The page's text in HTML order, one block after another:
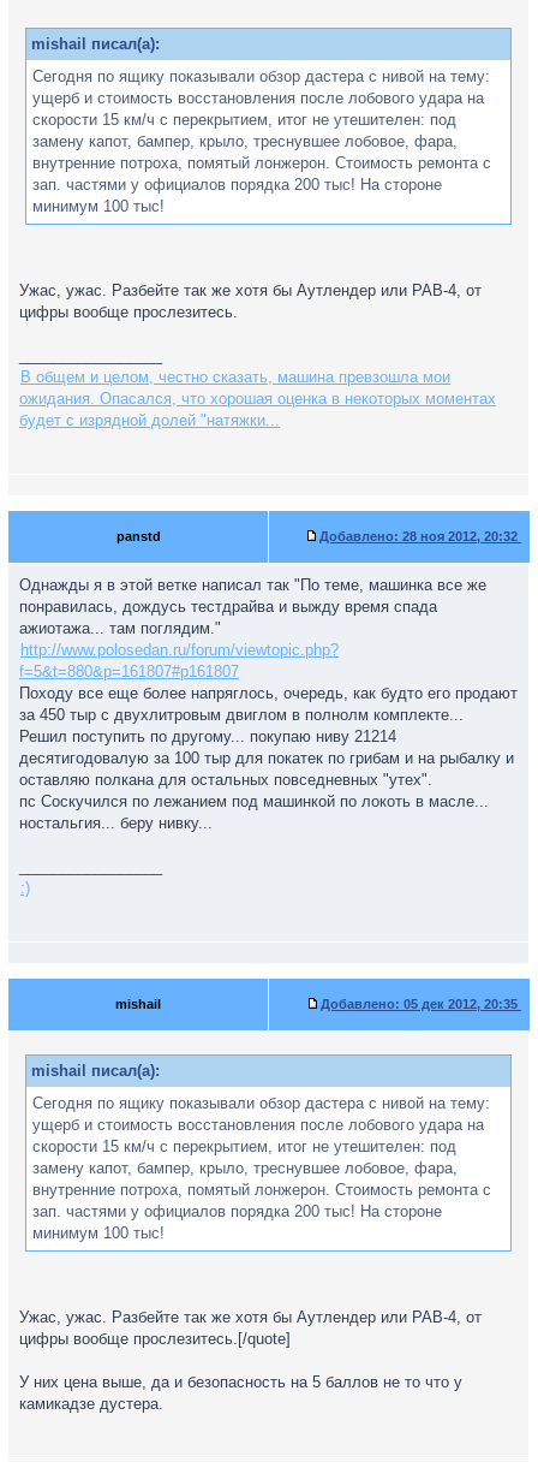
mishail писал(а):
Сегодня по ящику показывали обзор дастера с нивой на тему:
ущерб и стоимость восстановления после лобового удара на
скорости 15 км/ч с перекрытием, итог не утешителен: под
замену капот, бампер, крыло, треснувшее лобовое, фара,
внутренние потроха, помятый лонжерон. Стоимость ремонта с
зап. частями у официалов порядка 200 тыс! На стороне
минимум 100 тыс!
Ужас, ужас. Разбейте так же хотя бы Аутлендер или РАВ-4, от
цифры вообще прослезитесь.
В общем и целом, честно сказать, машина превзошла мои
ожидания. Опасался, что хорошая оценка в некоторых моментах
будет с изрядной долей "натяжки...
panstd Добавлено: 28 ноя 2012, 20:32
Однажды я в этой ветке написал так "По теме, машинка все же
понравилась, дождусь тестдрайва и выжду время спада
ажиотажа... там поглядим."
http://www.polosedan.ru/forum/viewtopic.php?
f=5&t=880&p=161807#p161807
Походу все еще более напряглось, очередь, как будто его продают
за 450 тыр с двухлитровым двиглом в полнолм комплекте...
Решил поступить по другому... покупаю ниву 21214
десятигодовалую за 100 тыр для покатек по грибам и на рыбалку и
оставляю полкана для остальных повседневных "утех".
пс Соскучился по лежанием под машинкой по локоть в масле...
ностальгия... беру нивку...
:)
mishail Добавлено: 05 дек 2012, 20:35
mishail писал(а):
Сегодня по ящику показывали обзор дастера с нивой на тему:
ущерб и стоимость восстановления после лобового удара на
скорости 15 км/ч с перекрытием, итог не утешителен: под
замену капот, бампер, крыло, треснувшее лобовое, фара,
внутренние потроха, помятый лонжерон. Стоимость ремонта с
зап. частями у официалов порядка 200 тыс! На стороне
минимум 100 тыс!
Ужас, ужас. Разбейте так же хотя бы Аутлендер или РАВ-4, от
цифры вообще прослезитесь.[/quote]
У них цена выше, да и безопасность на 5 баллов не то что у
камикадзе дустера.